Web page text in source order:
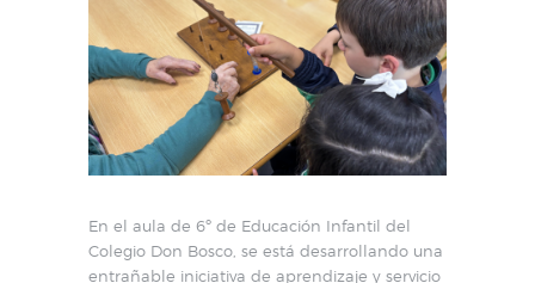
En el aula de 6º de Educación Infantil del
Colegio Don Bosco, se está desarrollando una
entrañable iniciativa de aprendizaje y servicio